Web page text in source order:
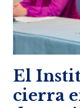
El
cierra